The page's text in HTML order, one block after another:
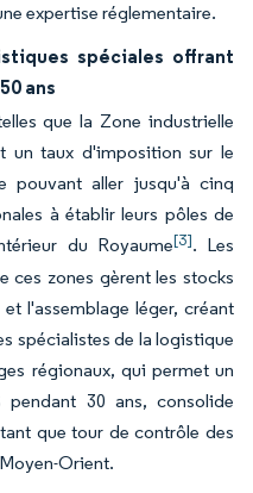
expertise réglementaire.
spéciales offrant
ans
que la Zone industrielle
un taux d'imposition sur le
pouvant aller jusqu'à cinq
à établir leurs pôles de
du Royaume[3]. Les
ces zones gèrent les stocks
l'assemblage léger, créant
spécialistes de la logistique
régionaux, qui permet un
30 ans, consolide
que tour de contrôle des
Orient.